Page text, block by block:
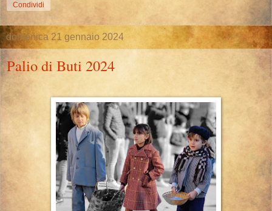
Condividi
domenica 21 gennaio 2024
Palio di Buti 2024